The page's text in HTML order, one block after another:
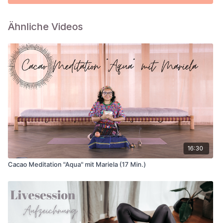
Ähnliche Videos
16:30
Cacao Meditation "Aqua" mit Mariela (17 Min.)